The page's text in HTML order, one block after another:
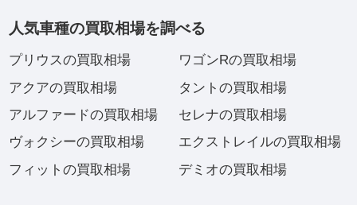
人気車種の買取相場を調べる
プリウスの買取相場
アクアの買取相場
アルファードの買取相場
ヴォクシーの買取相場
フィットの買取相場
ワゴンRの買取相場
タントの買取相場
セレナの買取相場
エクストレイルの買取相場
デミオの買取相場